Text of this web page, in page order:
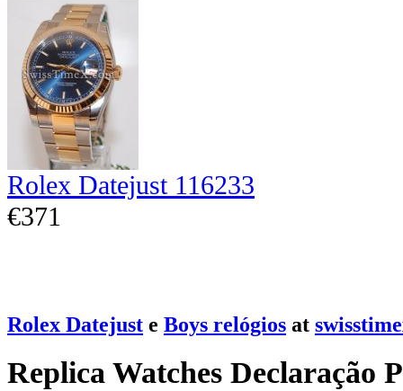
Rolex Datejust 116233
€371
Rolex Datejust e Boys relógios at
Replica Watches Declaração